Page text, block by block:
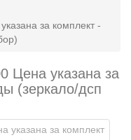
за комплект -
Цена указана за
(зеркало/дсп